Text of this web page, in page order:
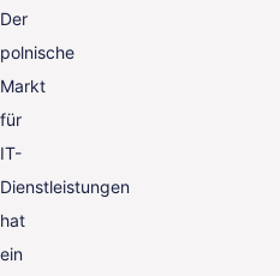
Der
polnische
Markt
für
IT-
Dienstleistungen
hat
ein